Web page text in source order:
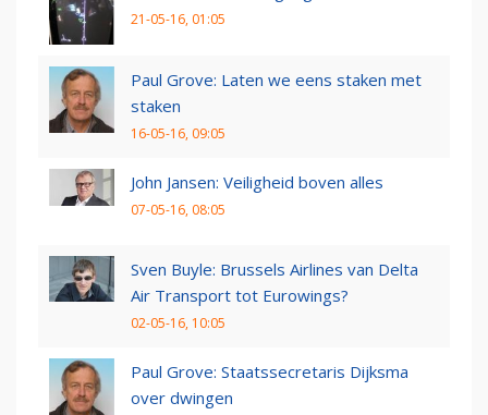
21-05-16, 01:05
Paul Grove: Laten we eens staken met
staken
16-05-16, 09:05
John Jansen: Veiligheid boven alles
07-05-16, 08:05
Sven Buyle: Brussels Airlines van Delta
Air Transport tot Eurowings?
02-05-16, 10:05
Paul Grove: Staatssecretaris Dijksma
over dwingen